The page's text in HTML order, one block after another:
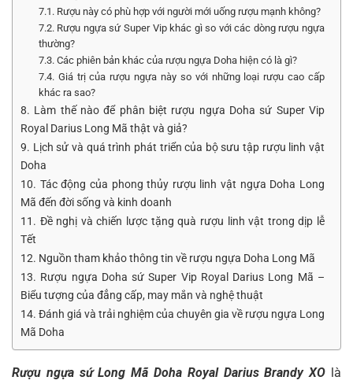
7.1. Rượu này có phù hợp với người mới uống rượu mạnh không?
7.2. Rượu ngựa sứ Super Vip khác gì so với các dòng rượu ngựa
thường?
7.3. Các phiên bản khác của rượu ngựa Doha hiện có là gì?
7.4. Giá trị của rượu ngựa này so với những loại rượu cao cấp
khác ra sao?
8. Làm thế nào để phân biệt rượu ngựa Doha sứ Super Vip
Royal Darius Long Mã thật và giả?
9. Lịch sử và quá trình phát triển của bộ sưu tập rượu linh vật
Doha
10. Tác động của phong thủy rượu linh vật ngựa Doha Long
Mã đến đời sống và kinh doanh
11. Đề nghị và chiến lược tặng quà rượu linh vật trong dịp lễ
Tết
12. Nguồn tham khảo thông tin về rượu ngựa Doha Long Mã
13. Rượu ngựa Doha sứ Super Vip Royal Darius Long Mã –
Biểu tượng của đẳng cấp, may mắn và nghệ thuật
14. Đánh giá và trải nghiệm của chuyên gia về rượu ngựa Long
Mã Doha
Rượu ngựa sứ Long Mã Doha Royal Darius Brandy XO là